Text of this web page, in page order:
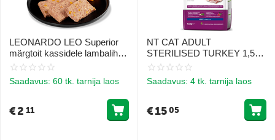
LEONARDO LEO Superior
märgtoit kassidele lambaliha,
linnuliha ja kõrvitsaga 200 g
Saadavus: 60 tk. tarnija laos
€2 11
NT CAT ADULT
STERILISED TURKEY 1,5
KG - täisväärtuslik kuivtoit
kassidele türgi lihaga
Saadavus: 4 tk. tarnija laos
€1505